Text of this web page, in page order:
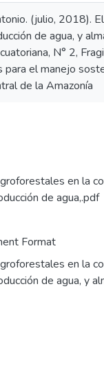
(julio, 2018).
de agua, y
N° 2,
el manejo
de la Amazonía
en la
de agua,.pdf
Format
en la
de agua, y